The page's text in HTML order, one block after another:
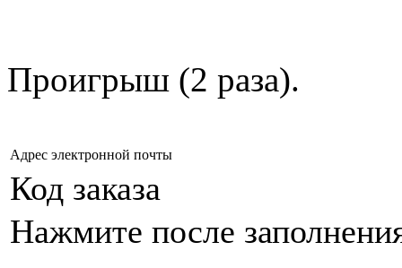
Проигрыш (2 раза).
Адрес электронной почты
Код заказа
Нажмите после